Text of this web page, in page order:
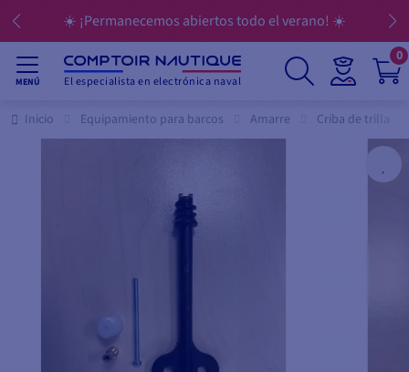
☀️ ¡Permanecemos abiertos todo el verano! ☀️
MENÚ El especialista en electrónica naval
0
Inicio Equipamiento para barcos Amarre Criba de trilla